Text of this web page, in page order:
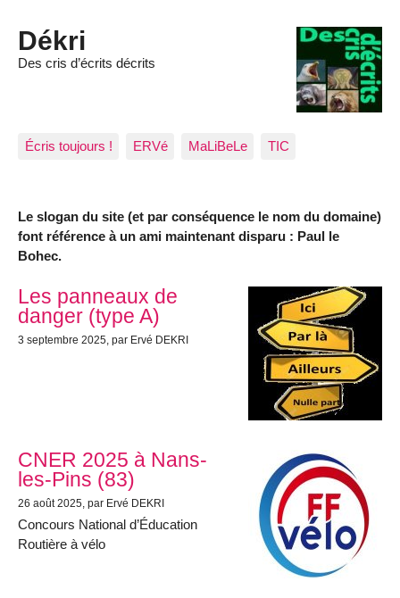
Dékri
Des cris d’écrits décrits
Écris toujours ! ERVé MaLiBeLe TIC
Le slogan du site (et par conséquence le nom du domaine)
font référence à un ami maintenant disparu : Paul le
Bohec.
Articles les plus récents
Les panneaux de
danger (type A)
3 septembre 2025, par Ervé DEKRI
CNER 2025 à Nans-
les-Pins (83)
26 août 2025, par Ervé DEKRI
Concours National d’Éducation
Routière à vélo